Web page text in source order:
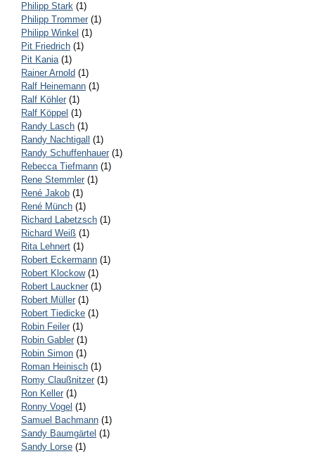
Philipp Stark (1)
Philipp Trommer (1)
Philipp Winkel (1)
Pit Friedrich (1)
Pit Kania(1)
Rainer Arnold (1)
Ralf Heinemann (1)
Ralf Köhler (1)
Ralf Köppel (1)
Randy Lasch (1)
Randy Nachtigall (1)
Randy Schuffenhauer (1)
Rebecca Tiefmann (1)
Rene Stemmler (1)
René Jakob (1)
René Münch (1)
Richard Labetzsch (1)
Richard Weiß (1)
Rita Lehnert (1)
Robert Eckermann (1)
Robert Klockow(1)
Robert Lauckner (1)
Robert Müller (1)
Robert Tiedicke (1)
Robin Feiler (1)
Robin Gabler (1)
Robin Simon (1)
Roman Heinisch (1)
Romy Claußnitzer (1)
Ron Keller (1)
Ronny Vogel (1)
Samuel Bachmann (1)
Sandy Baumgärtel (1)
Sandy Lorse (1)